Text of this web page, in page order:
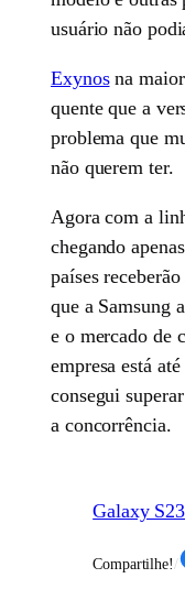
usuário não
Exynosna
quente que a
problema que
não querem ter.
Agora com a
chegando
países
que a Samsung
e o mercado de
empresa está
consegui
a concorrência.
Galaxy S23
Compartilhe! /